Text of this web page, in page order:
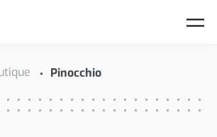
Pinocchio